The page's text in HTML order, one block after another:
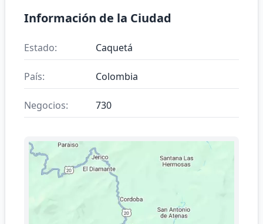
Información de la Ciudad
Estado: Caquetá
País: Colombia
Negocios: 730